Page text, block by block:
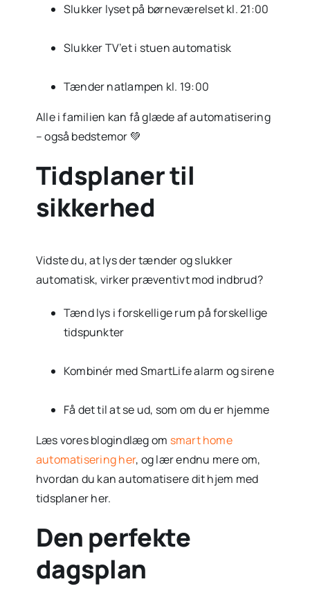
Slukker lyset på børneværelset kl. 21:00
Slukker TV’et i stuen automatisk
Tænder natlampen kl. 19:00
Alle i familien kan få glæde af automatisering
– også bedstemor 💚
Tidsplaner til
sikkerhed
Vidste du, at lys der tænder og slukker
automatisk, virker præventivt mod indbrud?
Tænd lys i forskellige rum på forskellige
tidspunkter
Kombinér med SmartLife alarm og sirene
Få det til at se ud, som om du er hjemme
Læs vores blogindlæg om smart home
automatisering her, og lær endnu mere om,
hvordan du kan automatisere dit hjem med
tidsplaner her.
Den perfekte
dagsplan